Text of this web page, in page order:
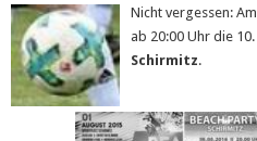
Nicht vergessen: Am
ab 20:00 Uhr die 10.
Schirmitz.